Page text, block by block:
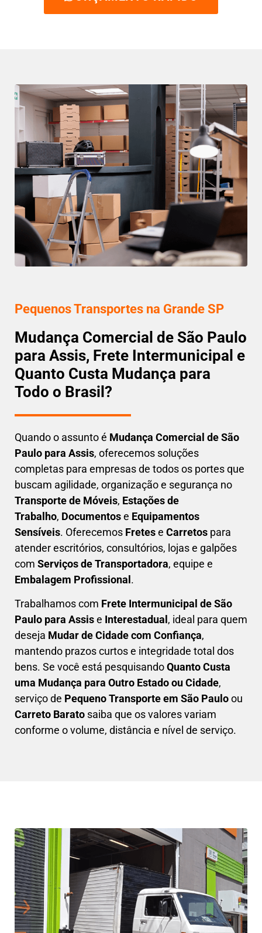
Pequenos Transportes na Grande SP
Mudança Comercial de São Paulo
para Assis, Frete Intermunicipal e
Quanto Custa Mudança para
Todo o Brasil?
Quando o assunto é Mudança Comercial de São
Paulo para Assis, oferecemos soluções
completas para empresas de todos os portes que
buscam agilidade, organização e segurança no
Transporte de Móveis, Estações de
Trabalho, Documentose Equipamentos
Sensíveis. Oferecemos Fretese Carretos para
atender escritórios, consultórios, lojas e galpões
com Serviços de Transportadora, equipe e
Embalagem Profissional.
Trabalhamos com Frete Intermunicipal de São
Paulo para Assise Interestadual , ideal para quem
deseja Mudar de Cidade com Confiança,
mantendo prazos curtos e integridade total dos
bens. Se você está pesquisandoQuanto Custa
uma Mudança para Outro Estado ou Cidade,
serviço de Pequeno Transporte em São Pauloou
Carreto Barato saiba que os valores variam
conforme o volume, distância e nível de serviço.